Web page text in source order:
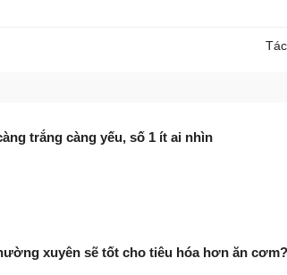
trắng càng yếu, số 1 ít ai nhìn
xuyên sẽ tốt cho tiêu hóa hơn ăn cơm?